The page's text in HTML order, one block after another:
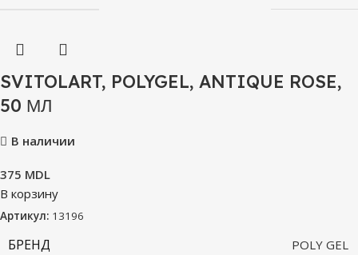
SVITOLART, POLYGEL, ANTIQUE ROSE,
50 МЛ
В наличии
375 MDL
В корзину
Артикул: 13196
БРЕНД POLY GEL